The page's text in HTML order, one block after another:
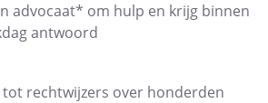
een erkend
tenzij jullie kunnen
te voorkomen.
advocaat* om hulp en krijg binnen
antwoord
tot rechtwijzers over honderden